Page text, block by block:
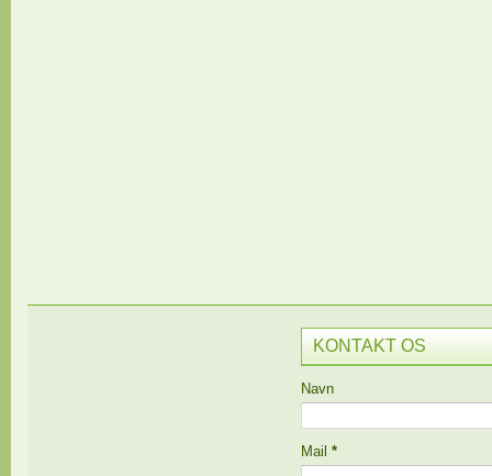
KONTAKT OS
Navn
Mail *